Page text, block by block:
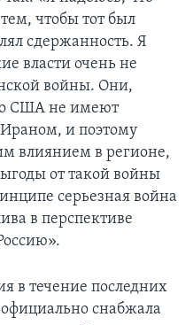
чтобы тот был
сдержанность. Я
власти очень не
войны. Они,
США не имеют
и поэтому
влиянием в регионе,
от такой войны
серьезная война
в перспективе
в течение последних
снабжала